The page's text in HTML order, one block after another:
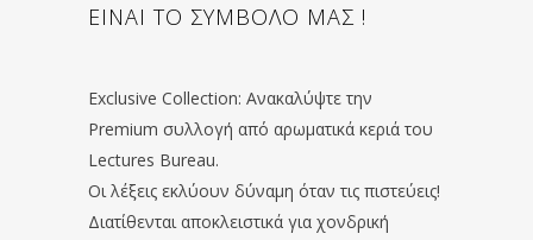
ΕΙΝΑΙ ΤΟ ΣΥΜΒΟΛΟ ΜΑΣ !
Exclusive Collection: Ανακαλύψτε την
Premium συλλογή από αρωματικά κεριά του
Lectures Bureau.
Οι λέξεις εκλύουν δύναμη όταν τις πιστεύεις!
Διατίθενται αποκλειστικά για χονδρική